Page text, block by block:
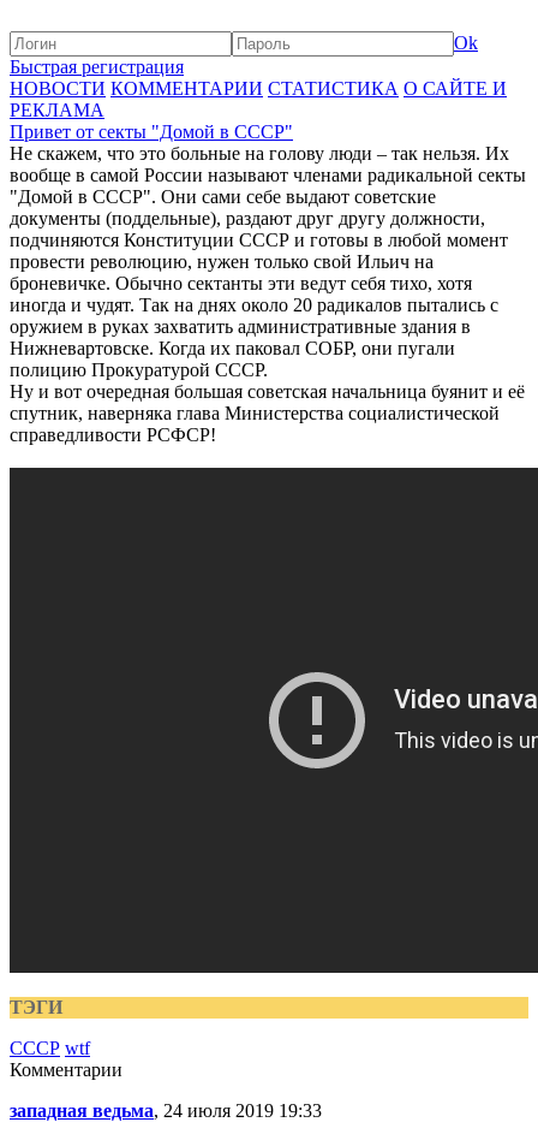
Ok
Быстрая регистрация
НОВОСТИ КОММЕНТАРИИ СТАТИСТИКА О САЙТЕ И
РЕКЛАМА
Привет от секты "Домой в СССР"
Не скажем, что это больные на голову люди – так нельзя. Их
вообще в самой России называют членами радикальной секты
"Домой в СССР". Они сами себе выдают советские
документы (поддельные), раздают друг другу должности,
подчиняются Конституции СССР и готовы в любой момент
провести революцию, нужен только свой Ильич на
броневичке. Обычно сектанты эти ведут себя тихо, хотя
иногда и чудят. Так на днях около 20 радикалов пытались с
оружием в руках захватить административные здания в
Нижневартовске. Когда их паковал СОБР, они пугали
полицию Прокуратурой СССР.
Ну и вот очередная большая советская начальница буянит и её
спутник, наверняка глава Министерства социалистической
справедливости РСФСР!
ТЭГИ
СССР wtf
Комментарии
западная ведьма, 24 июля 2019 19:33